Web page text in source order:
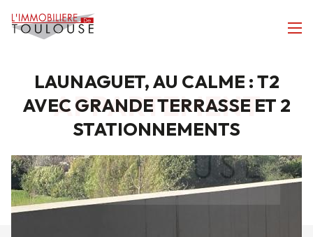
LAUNAGUET, AU CALME : T2
AVEC GRANDE TERRASSE ET 2
STATIONNEMENTS
APPARTEMENT